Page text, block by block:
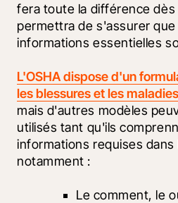
fera toute la différence
permettra de s'assurer
informations essentielles
L'OSHA dispose d'un
les blessures et les
mais d'autres modèles
utilisés tant qu'ils
informations requises dans
notamment :
Le comment, le